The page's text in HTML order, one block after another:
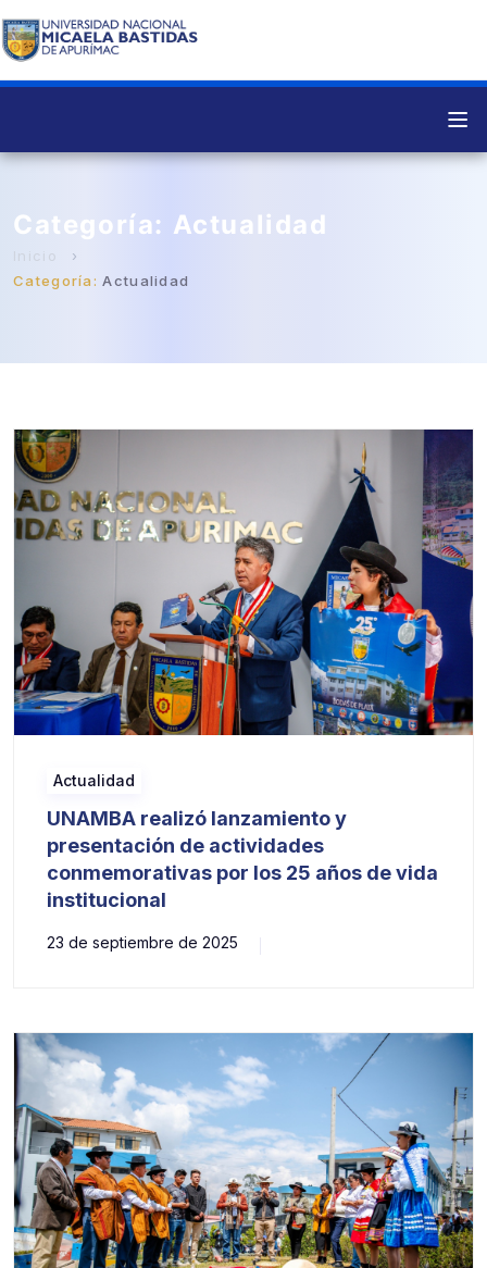
Categoría: Actualidad
Categoría:Actualidad
Actualidad
UNAMBA realizó lanzamiento y
presentación de actividades
conmemorativas por los 25 años de vida
institucional
23 de septiembre de 2025